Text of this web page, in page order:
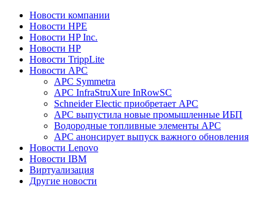
Новости компании
Новости HPE
Новости HP Inc.
Новости HP
Новости TrippLite
Новости APC
APC Symmetra
APC InfraStruXure InRowSC
Schneider Electic приобретает APC
APC выпустила новые промышленные ИБП
Водородные топливные элементы APC
АPC анонсирует выпуск важного обновления
Новости Lenovo
Новости IBM
Виртуализация
Другие новости